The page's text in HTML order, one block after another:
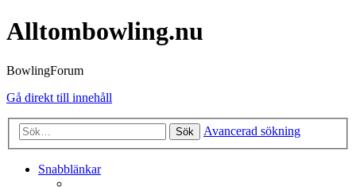
Alltombowling.nu
BowlingForum
Gå direkt till innehåll
Sök Avancerad sökning
Snabblänkar